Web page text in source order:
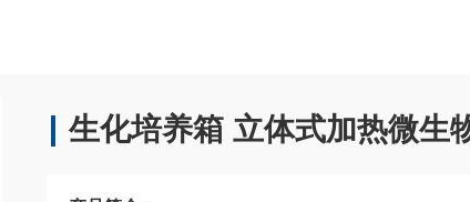
生化培养箱 立体式加热微生